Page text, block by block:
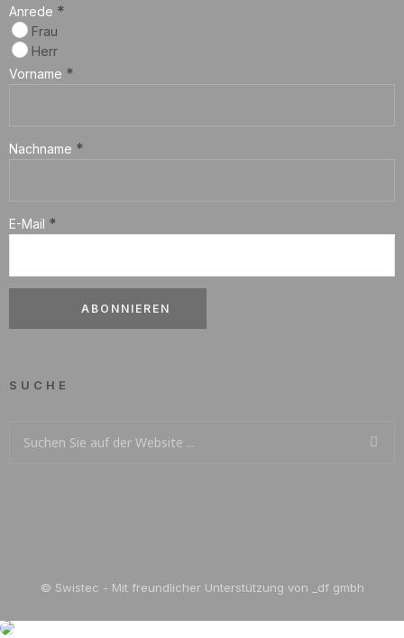
Anrede *
Frau
Herr
Vorname *
Nachname *
E-Mail *
SUCHE
© Swistec - Mit freundlicher Unterstützung von _df gmbh